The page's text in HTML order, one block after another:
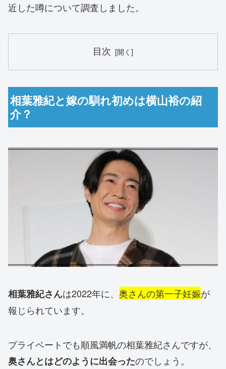
近した噂について調査しました。
目次
相葉雅紀と嫁の馴れ初めは横山裕の紹
介？
相葉雅紀さんは2022年に、 奥さんの第一子妊娠が
報じられています。
プライベートでも順風満帆の相葉雅紀さんですが、
奥さんとはどのように出会ったのでしょう。